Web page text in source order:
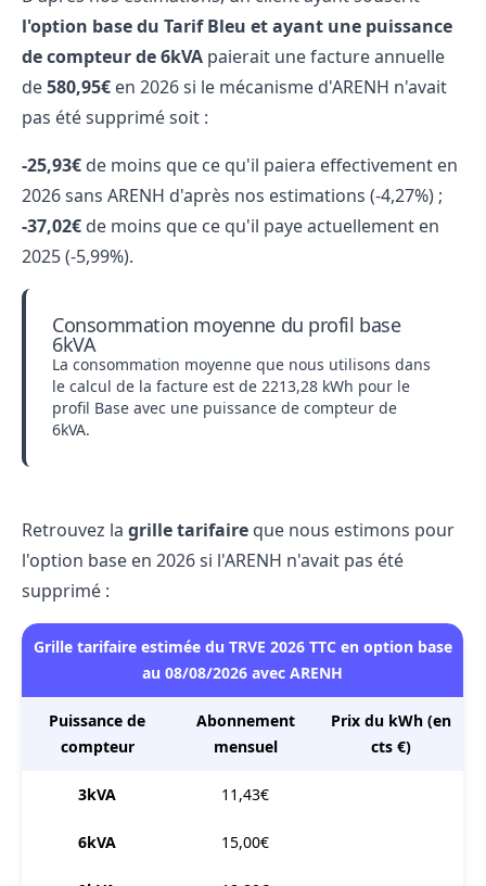
l'option base du Tarif Bleu et ayant une puissance
de compteur de 6kVA paierait une facture annuelle
de580,95€ en 2026 si le mécanisme d'ARENH n'avait
pas été supprimé soit :
-25,93€ de moins que ce qu'il paiera effectivement en
2026 sans ARENH d'après nos estimations (-4,27%) ;
-37,02€ de moins que ce qu'il paye actuellement en
2025 (-5,99%).
Consommation moyenne du profil base
6kVA
La consommation moyenne que nous utilisons dans
le calcul de la facture est de 2213,28 kWh pour le
profil Base avec une puissance de compteur de
6kVA.
Retrouvez la grille tarifaire que nous estimons pour
l'option base en 2026 si l'ARENH n'avait pas été
supprimé :
Grille tarifaire estimée du TRVE 2026 TTC en option base
au 08/08/2026 avec ARENH
Puissance de
compteur
Abonnement
mensuel
Prix du kWh (en
cts €)
3kVA 11,43€
6kVA 15,00€